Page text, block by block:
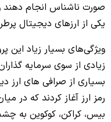
صورت ناشناس انجام
یکی از ارزهای دیجیتال
ویژگی‌های بسیار زیاد این
زیادی از سوی سرمایه
بسیاری از صرافی های ارز
رمز ارز آغاز کردند که در
بیس، کراکن، کوکوین به